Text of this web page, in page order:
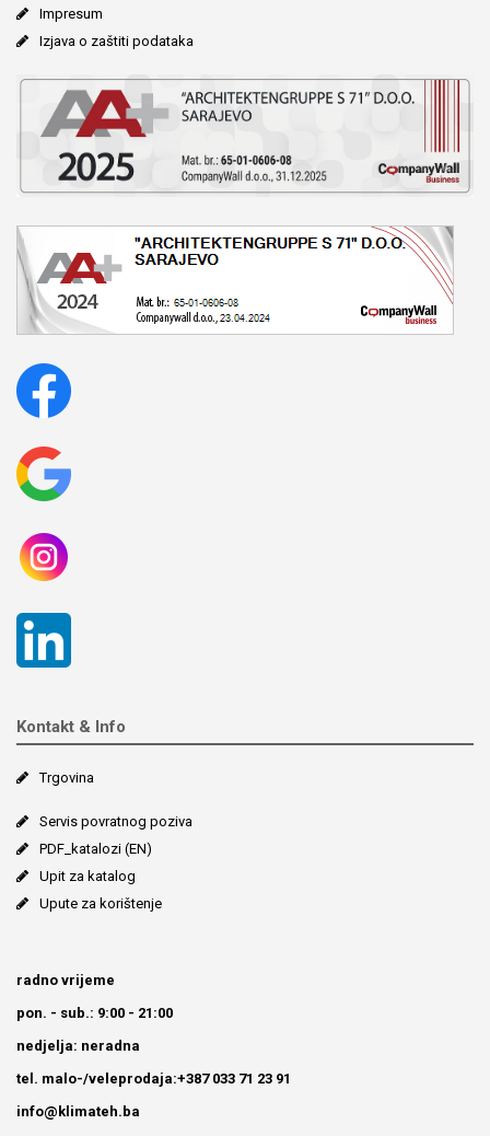
Impresum
Izjava o zaštiti podataka
Kontakt & Info
Trgovina
Servis povratnog poziva
PDF_katalozi (EN)
Upit za katalog
Upute za korištenje
radno vrijeme
pon. - sub.: 9:00 - 21:00
nedjelja: neradna
tel. malo-/veleprodaja:+387 033 71 23 91
info@klimateh.ba